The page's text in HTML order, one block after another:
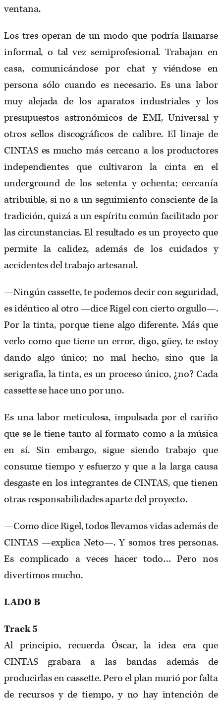
ventana.
Los tres operan de un modo que podría llamarse
informal, o tal vez semiprofesional. Trabajan en
casa, comunicándose por chat y viéndose en
persona sólo cuando es necesario. Es una labor
muy alejada de los aparatos industriales y los
presupuestos astronómicos de EMI, Universal y
otros sellos discográficos de calibre. El linaje de
CINTAS es mucho más cercano a los productores
independientes que cultivaron la cinta en el
underground de los setenta y ochenta; cercanía
atribuible, si no a un seguimiento consciente de la
tradición, quizá a un espíritu común facilitado por
las circunstancias. El resultado es un proyecto que
permite la calidez, además de los cuidados y
accidentes del trabajo artesanal.
—Ningún cassette, te podemos decir con seguridad,
es idéntico al otro —dice Rigel con cierto orgullo—.
Por la tinta, porque tiene algo diferente. Más que
verlo como que tiene un error, digo, güey, te estoy
dando algo único; no mal hecho, sino que la
serigrafía, la tinta, es un proceso único, ¿no? Cada
cassette se hace uno por uno.
Es una labor meticulosa, impulsada por el cariño
que se le tiene tanto al formato como a la música
en sí. Sin embargo, sigue siendo trabajo que
consume tiempo y esfuerzo y que a la larga causa
desgaste en los integrantes de CINTAS, que tienen
otras responsabilidades aparte del proyecto.
—Como dice Rigel, todos llevamos vidas además de
CINTAS —explica Neto—. Y somos tres personas.
Es complicado a veces hacer todo… Pero nos
divertimos mucho.
LADO B
Track 5
Al principio, recuerda Óscar, la idea era que
CINTAS grabara a las bandas además de
producirlas en cassette. Pero el plan murió por falta
de recursos y de tiempo, y no hay intención de